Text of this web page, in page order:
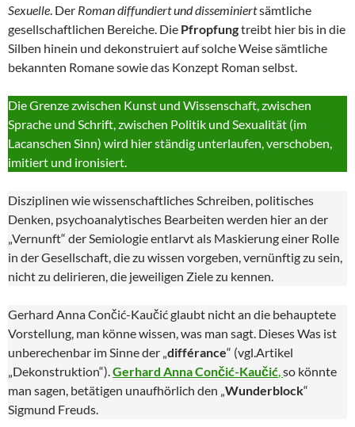
Sexuelle. Der Roman diffundiert und disseminiertsämtliche
gesellschaftlichen Bereiche. Die Pfropfungtreibt hier bis in die
Silben hinein und dekonstruiert auf solche Weise sämtliche
bekannten Romane sowie das Konzept Roman selbst.
Die Grenze zwischen Kunst und Wissenschaft, zwischen
Sprache und Schrift, zwischen Politik und Sexualität (im
Lacanschen Sinn) wird hier ständig unterlaufen, verschoben,
imitiert und ironisiert.
Disziplinen wie wissenschaftliches Schreiben, politisches
Denken, psychoanalytisches Bearbeiten werden hier an der
„Vernunft“ der Semiologie entlarvt als Maskierung einer Rolle
in der Gesellschaft, die zu wissen vorgeben, vernünftig zu sein,
nicht zu delirieren, die jeweiligen Ziele zu kennen.
Gerhard Anna Cončić-Kaučić glaubt nicht an die behauptete
Vorstellung, man könne wissen, was man sagt. Dieses Was ist
unberechenbar im Sinne der „différance“ (vgl.Artikel
„Dekonstruktion“).Gerhard Anna Cončić-Kaučić,so könnte
man sagen, betätigen unaufhörlich den „Wunderblock“
Sigmund Freuds.